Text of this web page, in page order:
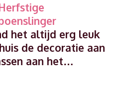
het altijd erg leuk
de decoratie aan
aan het…